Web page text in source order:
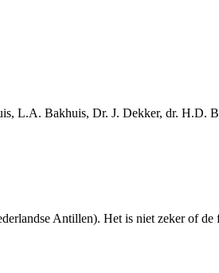
L.A. Bakhuis, Dr. J. Dekker, dr. H.D.
Antillen). Het is niet zeker of